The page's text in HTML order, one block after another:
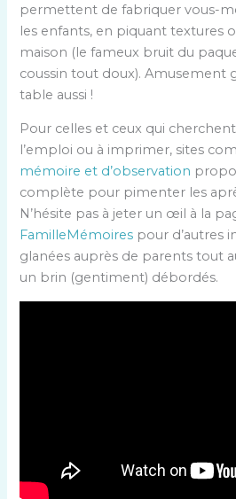
permettent de fabriquer vous-
les enfants, en piquant textures
maison (le fameux bruit du
coussin tout doux). Amusement
table aussi !
Pour celles et ceux qui
l’emploi ou à imprimer, sites
mémoire et d’observation
complète pour pimenter les
N’hésite pas à jeter un œil à la
FamilleMémoires pour d’autres
glanées auprès de parents tout
un brin (gentiment) débordés.